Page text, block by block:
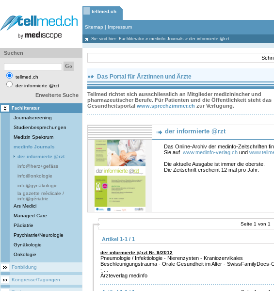
tellmed.ch
Sitemap | Impressum
Sie sind hier: Fachliteratur » medinfo Journals » der informierte @rzt
Suchen
tellmed.ch
der informierte @rzt
Erweiterte Suche
Fachliteratur
Journalscreening
Studienbesprechungen
Medizin Spektrum
medinfo Journals
der informierte @rzt
info@herz+gefäss
info@onkologie
info@gynäkologie
la gazette médicale /
info@gériatrie
Ars Medici
Managed Care
Pädiatrie
Psychiatrie/Neurologie
Gynäkologie
Onkologie
Fortbildung
Kongresse/Tagungen
Das Portal für Ärztinnen und Ärzte
Tellmed richtet sich ausschliesslich an Mitglieder medizinischer und
pharmazeutischer Berufe. Für Patienten und die Öffentlichkeit steht das
Gesundheitsportal www.sprechzimmer.ch zur Verfügung.
der informierte @rzt
Das Online-Archiv der medinfo-Zeitschriften
Sie auf www.medinfo-verlag.ch und
Die aktuelle Ausgabe ist immer die oberste.
Die Zeitschrift erscheint 12 mal pro Jahr.
Seite 1 von 1
Artikel 1-1 / 1
der informierte @rzt Nr. 9/2012
Pneumologie / Infektiologie - Nierenzysten - Kraniozervikales
Beschleunigungstrauma - Orale Gesundheit im Alter - SwissFamilyDocs-
- ...
Ärzteverlag medinfo